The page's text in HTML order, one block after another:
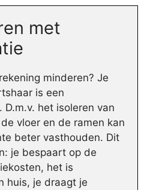
met
minderen? Je
is een
het isoleren van
vloer en de ramen kan
beter vasthouden. Dit
je bespaart op de
het is
huis, je draagt je